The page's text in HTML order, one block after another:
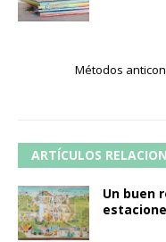
Métodos
ARTÍCULOS
Un buen